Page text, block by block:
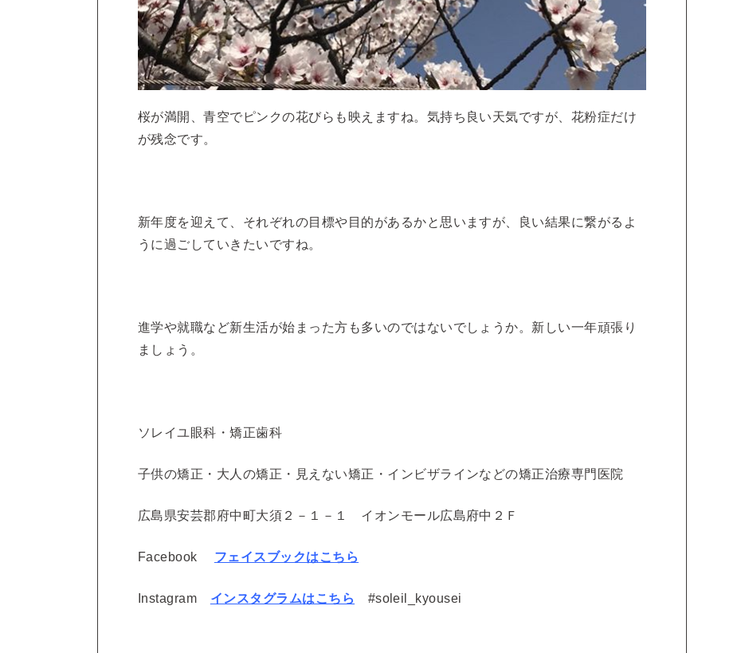
桜が満開、青空でピンクの花びらも映えますね。気持ち良い天気ですが、花粉症だけ
が残念です。
新年度を迎えて、それぞれの目標や目的があるかと思いますが、良い結果に繋がるよ
うに過ごしていきたいですね。
進学や就職など新生活が始まった方も多いのではないでしょうか。新しい一年頑張り
ましょう。
ソレイユ眼科・矯正歯科
子供の矯正・大人の矯正・見えない矯正・インビザラインなどの矯正治療専門医院
広島県安芸郡府中町大須２－１－１ イオンモール広島府中２Ｆ
Facebook フェイスブックはこちら
Instagram インスタグラムはこちら #soleil_kyousei